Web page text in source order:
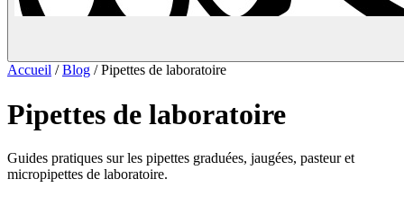
Accueil / Blog / Pipettes de laboratoire
Pipettes de laboratoire
Guides pratiques sur les pipettes graduées, jaugées, pasteur et
micropipettes de laboratoire.